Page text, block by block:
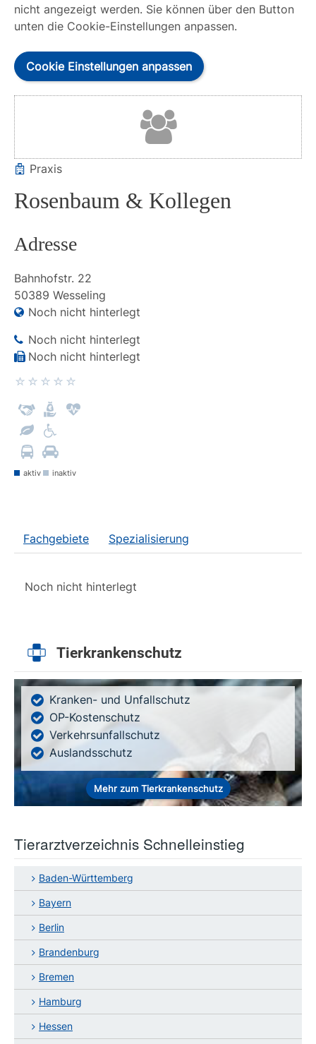
nicht angezeigt werden. Sie können über den Button
unten die Cookie-Einstellungen anpassen.
Cookie Einstellungen anpassen
Praxis
Rosenbaum & Kollegen
Adresse
Bahnhofstr. 22
50389 Wesseling
Noch nicht hinterlegt
Noch nicht hinterlegt
Noch nicht hinterlegt
aktiv inaktiv
Fachgebiete Spezialisierung
Noch nicht hinterlegt
Tierkrankenschutz
Kranken- und Unfallschutz
OP-Kostenschutz
Verkehrsunfallschutz
Auslandsschutz
Mehr zum Tierkrankenschutz
Tierarztverzeichnis Schnelleinstieg
Baden-Württemberg
Bayern
Berlin
Brandenburg
Bremen
Hamburg
Hessen